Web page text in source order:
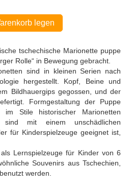
legen
tschechische Marionette puppe
Rolle“ in Bewegung gebracht.
sind in kleinen Serien nach
hergestellt. Kopf, Beine und
Bildhauergips gegossen, und der
Formgestaltung der Puppe
Stile historischer Marionetten
sind mit einem unschädlichen
für Kinderspielzeuge geeignet ist,
Lernspielzeuge für Kinder von 6
Souvenirs aus Tschechien,
werden.